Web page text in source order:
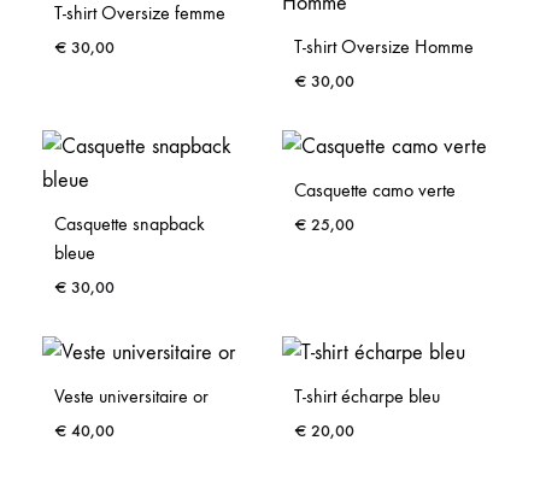
T-shirt Oversize femme
€ 30,00 T-shirt Oversize Homme
€ 30,00
Casquette snapback
bleue
€ 30,00
Casquette camo verte
€ 25,00
Veste universitaire or
€ 40,00
T-shirt écharpe bleu
€ 20,00